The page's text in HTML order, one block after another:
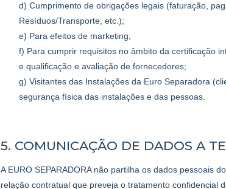
d) Cumprimento de obrigações legais (faturação,
Resíduos/Transporte, etc.);
e) Para efeitos de marketing;
f) Para cumprir requisitos no âmbito da certificação
e qualificação e avaliação de fornecedores;
g) Visitantes das Instalações da Euro Separadora
segurança física das instalações e das pessoas.
5. COMUNICAÇÃO DE DADOS A
A EURO SEPARADORA não partilha os dados pessoais
relação contratual que preveja o tratamento confidencial